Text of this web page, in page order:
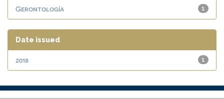
1
Gerontología
Date issued
1
2018